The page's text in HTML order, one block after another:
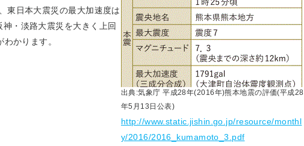
東日本大震災の最大加速度は
・淡路大震災を大きく上回
かります。
出典:気象庁 平成28年(2016年)熊本地震の評価(平成28
年5月13日公表)
http://www.static.jishin.go.jp/resource/monthl
y/2016/2016_kumamoto_3.pdf